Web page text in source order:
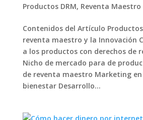
Productos DRM, Reventa Maestro
Contenidos del Artículo
reventa maestro y la Innovación
a los productos con derechos de
Nicho de mercado para de
de reventa maestro Marketing
bienestar Desarrollo...